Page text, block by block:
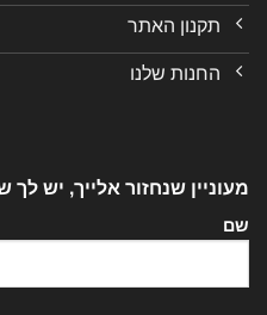
תקנון האתר
החנות שלנו
מעוניין שנחזור אלייך, יש
שם